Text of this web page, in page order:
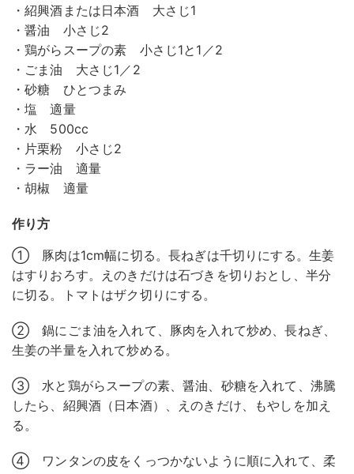
・紹興酒または日本酒 大さじ1
・醤油 小さじ2
・鶏がらスープの素 小さじ1と1／2
・ごま油 大さじ1／2
・砂糖 ひとつまみ
・塩 適量
・水 500cc
・片栗粉 小さじ2
・ラー油 適量
・胡椒 適量
作り方
① 豚肉は1cm幅に切る。長ねぎは千切りにする。生姜
はすりおろす。えのきだけは石づきを切りおとし、半分
に切る。トマトはザク切りにする。
② 鍋にごま油を入れて、豚肉を入れて炒め、長ねぎ、
生姜の半量を入れて炒める。
③ 水と鶏がらスープの素、醤油、砂糖を入れて、沸騰
したら、紹興酒（日本酒）、えのきだけ、もやしを加え
る。
④ ワンタンの皮をくっつかないように順に入れて、柔